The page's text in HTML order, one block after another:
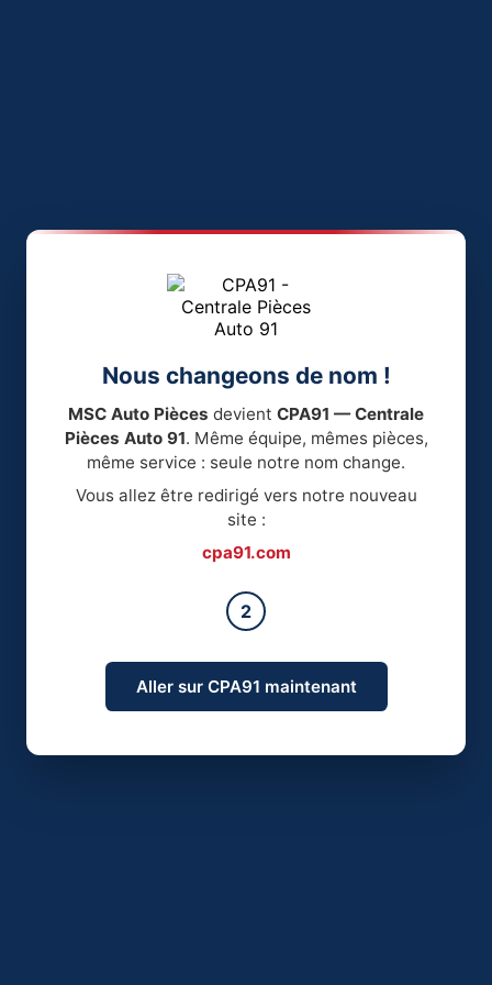
Nous changeons de nom !
MSC Auto Pièces devient CPA91 — Centrale
Pièces Auto 91. Même équipe, mêmes pièces,
même service : seule notre nom change.
Vous allez être redirigé vers notre nouveau
site :
cpa91.com
2
Aller sur CPA91 maintenant